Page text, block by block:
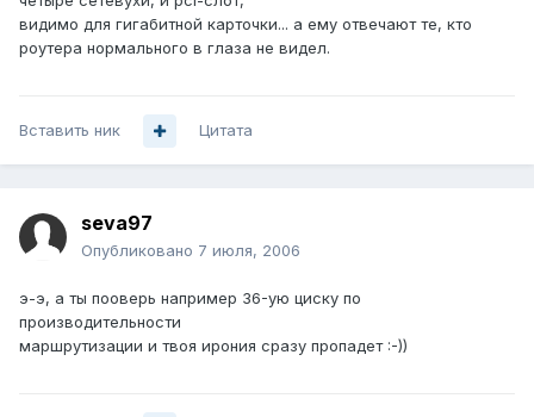
видимо для гигабитной карточки... а ему отвечают те, кто
роутера нормального в глаза не видел.
Вставить ник Цитата
seva97
Опубликовано 7 июля, 2006
э-э, а ты пооверь например 36-ую циску по
производительности
маршрутизации и твоя ирония сразу пропадет :-))